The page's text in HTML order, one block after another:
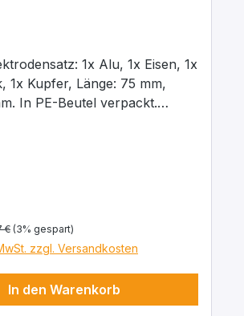
1x Alu, 1x Eisen, 1x
1x Kupfer, Länge: 75 mm,
In PE-Beutel verpackt.
Preis:
€ (3% gespart)
zzgl. Versandkosten
In den Warenkorb